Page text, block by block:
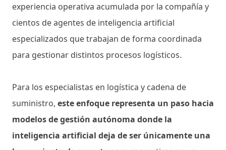
experiencia operativa acumulada por la compañía y
cientos de agentes de inteligencia artificial
especializados que trabajan de forma coordinada
para gestionar distintos procesos logísticos.
Para los especialistas en logística y cadena de
suministro, este enfoque representa un paso hacia
modelos de gestión autónoma donde la
inteligencia artificial deja de ser únicamente una